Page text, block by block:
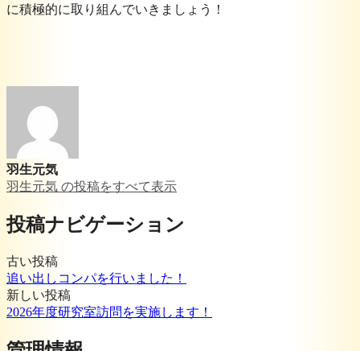
に積極的に取り組んでいきましょう！
羽生元気
羽生元気 の投稿をすべて表示
投稿ナビゲーション
古い投稿
追い出しコンパを行いました！
新しい投稿
2026年度研究室訪問を実施します！